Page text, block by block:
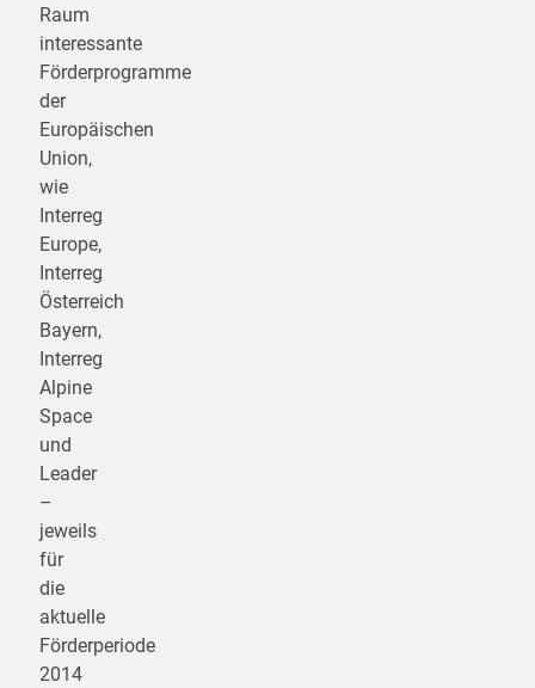
Raum
interessante
Förderprogramme
der
Europäischen
Union,
wie
Interreg
Europe,
Interreg
Österreich
Bayern,
Interreg
Alpine
Space
und
Leader
–
jeweils
für
die
aktuelle
Förderperiode
2014